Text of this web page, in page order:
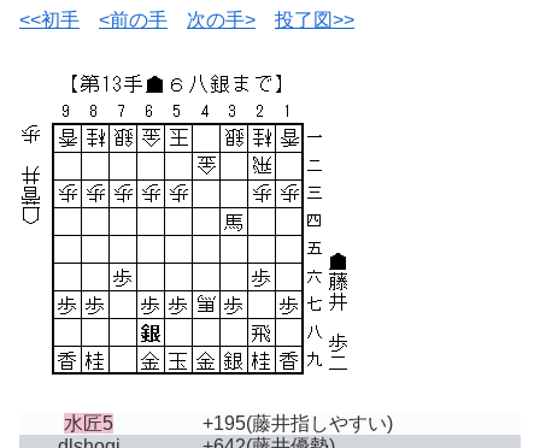
<<初手 <前の手 次の手> 投了図>>
水匠5 +195(藤井指しやすい)